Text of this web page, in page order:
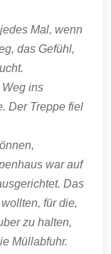
Mal, wenn
das Gefühl,
ins
Der Treppe fiel
war auf
Das
für die,
zu halten,
Müllabfuhr.